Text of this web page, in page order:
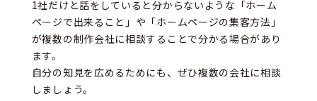
1社だけと話をしていると分からないような「ホーム
ページで出来ること」や「ホームページの集客方法」
が複数の制作会社に相談することで分かる場合があり
ます。
自分の知見を広めるためにも、ぜひ複数の会社に相談
しましょう。